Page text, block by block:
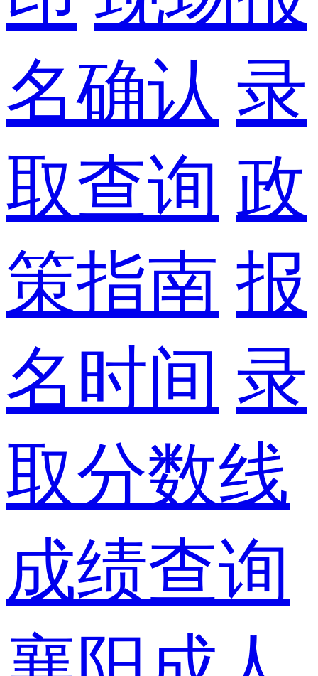
名确认 录
取查询 政
策指南 报
名时间 录
取分数线
成绩查询